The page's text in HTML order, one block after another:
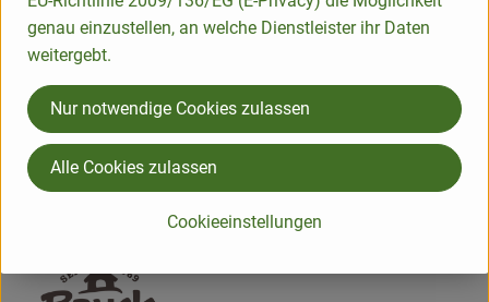
Herkunft
Hersteller: Bauckhof
Deutschland
Bauck Mühle
genau einzustellen, an welche Dienstleister ihr Daten
weitergebt.
Cookieeinstellungen
Nur notwendige Cookies zulassen
Alle Cookies zulassen